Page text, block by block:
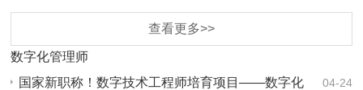
查看更多>>
数字化管理师
04-24
国家新职称！数字技术工程师培育项目——数字化